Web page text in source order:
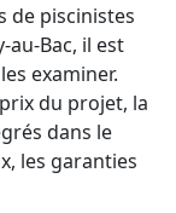
de piscinistes
Bac, il est
examiner.
du projet, la
dans le
les garanties